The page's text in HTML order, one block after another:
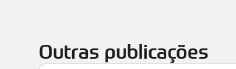
Outras publicações